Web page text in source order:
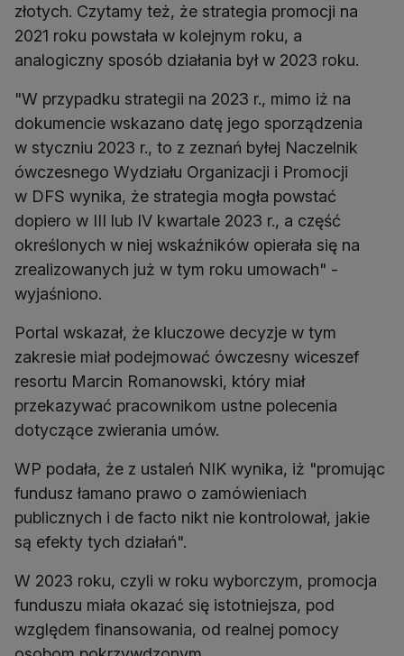
złotych. Czytamy też, że strategia promocji na
2021 roku powstała w kolejnym roku, a
analogiczny sposób działania był w 2023 roku.
"W przypadku strategii na 2023 r., mimo iż na
dokumencie wskazano datę jego sporządzenia
w styczniu 2023 r., to z zeznań byłej Naczelnik
ówczesnego Wydziału Organizacji i Promocji
w DFS wynika, że strategia mogła powstać
dopiero w III lub IV kwartale 2023 r., a część
określonych w niej wskaźników opierała się na
zrealizowanych już w tym roku umowach" -
wyjaśniono.
Portal wskazał, że kluczowe decyzje w tym
zakresie miał podejmować ówczesny wiceszef
resortu Marcin Romanowski, który miał
przekazywać pracownikom ustne polecenia
dotyczące zwierania umów.
WP podała, że z ustaleń NIK wynika, iż "promując
fundusz łamano prawo o zamówieniach
publicznych i de facto nikt nie kontrolował, jakie
są efekty tych działań".
W 2023 roku, czyli w roku wyborczym, promocja
funduszu miała okazać się istotniejsza, pod
względem finansowania, od realnej pomocy